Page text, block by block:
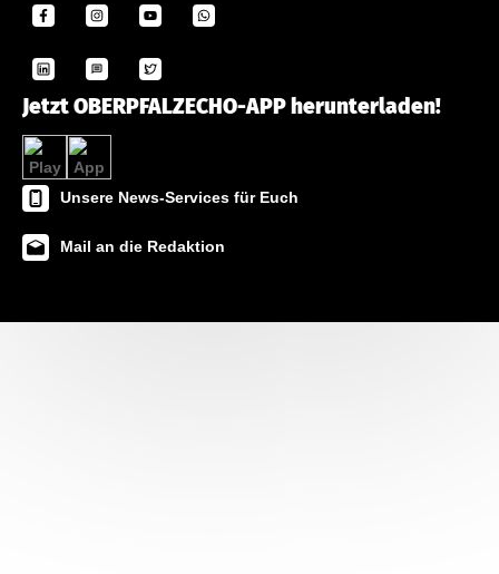
Jetzt OBERPFALZECHO-APP herunterladen!
Unsere News-Services für Euch
Mail an die Redaktion